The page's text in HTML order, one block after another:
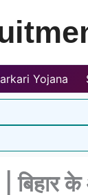
Yojana
के